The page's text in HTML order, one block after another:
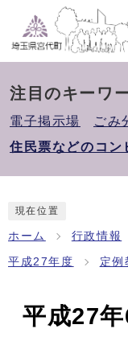
注目のキーワ
電子掲示場
ごみ
住民票などのコン
現在位置
ホーム 行政情報
平成27年度 定例
平成27